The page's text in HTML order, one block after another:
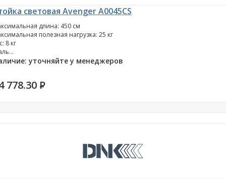
световая Avenger A0045CS
длина: 450 см
полезная нагрузка: 25 кг
8 кг
уточняйте у менеджеров
778.30 P